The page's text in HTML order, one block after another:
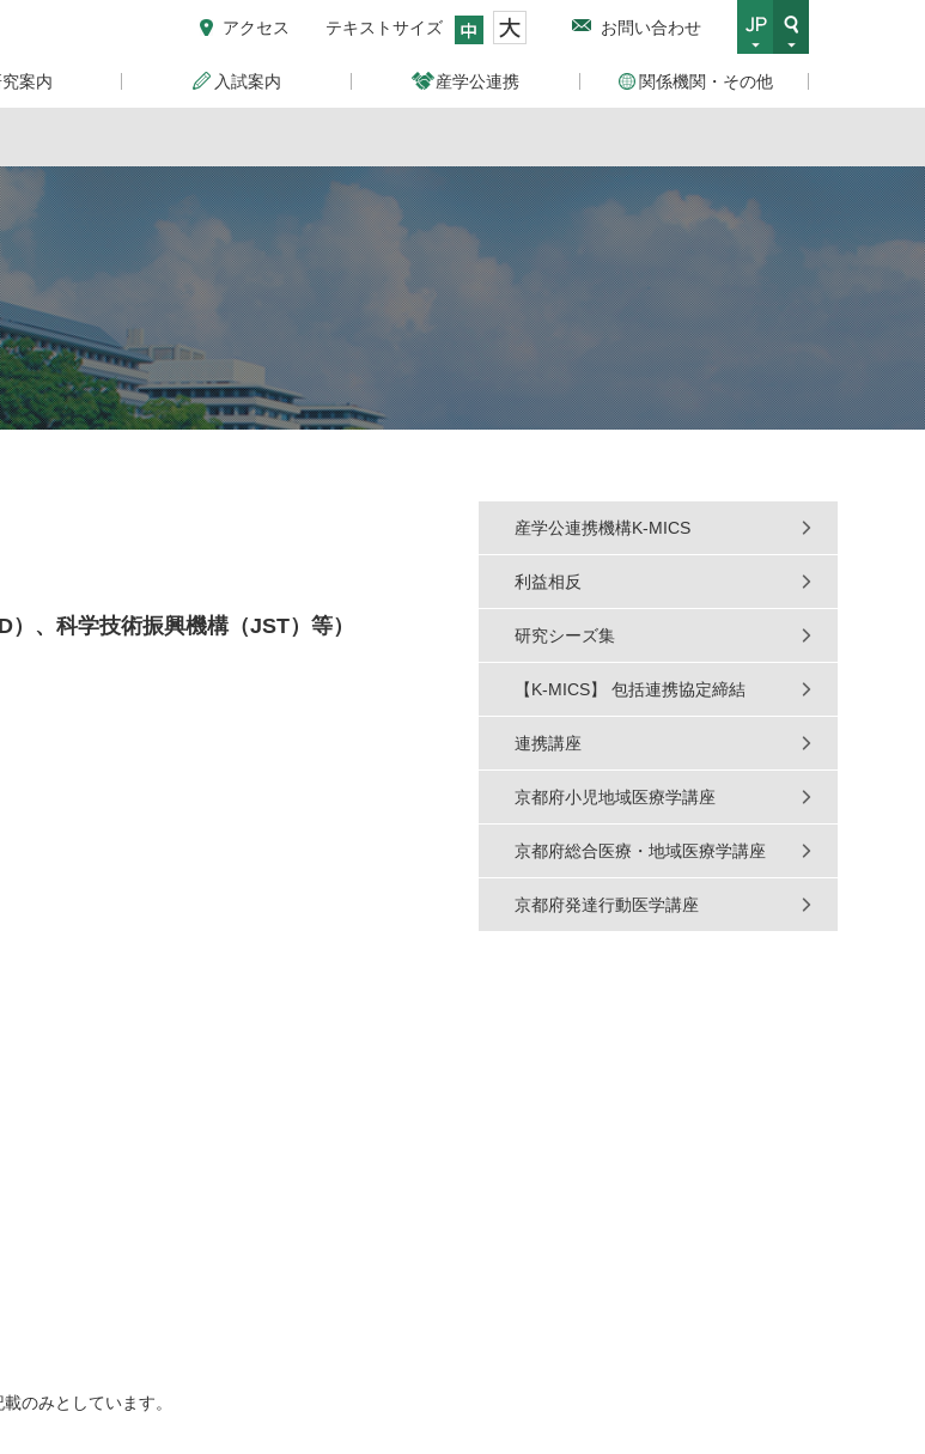
アクセス テキストサイズ お問い合わせ
案内 入試案内 産学公連携 関係機関・その他
、科学技術振興機構（JST）等）
のみとしています。
産学公連携機構K-MICS
利益相反
研究シーズ集
【K-MICS】 包括連携協定締結
連携講座
京都府小児地域医療学講座
京都府総合医療・地域医療学講座
京都府発達行動医学講座